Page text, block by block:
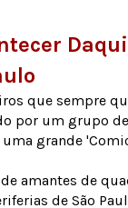
que sempre
por um grupo
grande
amantes de
de São